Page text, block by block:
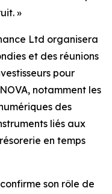
»
Ltd organisera
et des réunions
pour
notamment les
des
liés aux
en temps
son rôle de